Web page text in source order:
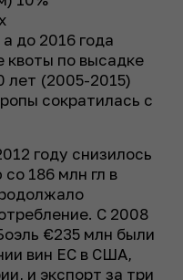
до 2016 года
квоты по высадке
лет (2005-2015)
сократилась с
году снизилось
186 млн гл в
С 2008
€235 млн были
вин ЕС в США,
и экспорт за три